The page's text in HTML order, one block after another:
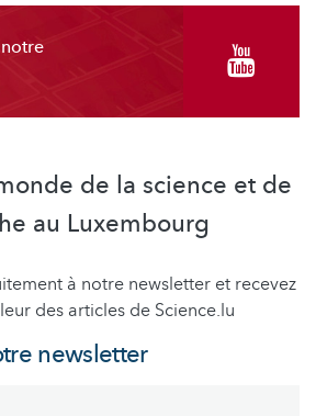
de la science et de
au Luxembourg
à notre newsletter et recevez
des articles de Science.lu
newsletter